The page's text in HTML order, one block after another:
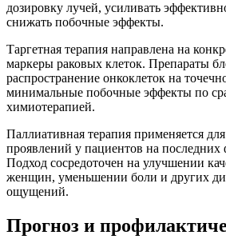
дозировку лучей, усиливать
снижать побочные эффекты.
Таргетная терапия направлена на
маркеры раковых клеток. Препараты
распространение онкоклеток на
минимальные побочные эффекты по
химиотерапией.
Паллиативная терапия применяется
проявлений у пациентов на последних
Подход сосредоточен на улучшении
женщин, уменьшении боли и других
ощущений.
Прогноз и